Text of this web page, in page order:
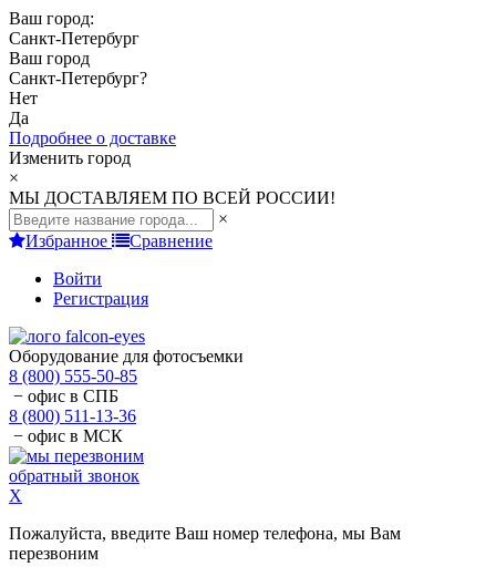
Ваш город:
Санкт-Петербург
Ваш город
Санкт-Петербург?
Нет
Да
Подробнее о доставке
Изменить город
×
МЫ ДОСТАВЛЯЕМ ПО ВСЕЙ РОССИИ!
×
Избранное
Сравнение
Войти
Регистрация
Оборудование для фотосъемки
8 (800) 555-50-85
− офис в СПБ
8 (800) 511-13-36
− офис в МСК
обратный звонок
X
Пожалуйста, введите Ваш номер телефона, мы Вам
перезвоним